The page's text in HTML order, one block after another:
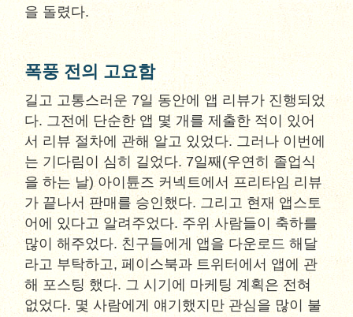
을 돌렸다.
폭풍 전의 고요함
길고 고통스러운 7일 동안에 앱 리뷰가 진행되었
다. 그전에 단순한 앱 몇 개를 제출한 적이 있어
서 리뷰 절차에 관해 알고 있었다. 그러나 이번에
는 기다림이 심히 길었다. 7일째(우연히 졸업식
을 하는 날) 아이튠즈 커넥트에서 프리타임 리뷰
가 끝나서 판매를 승인했다. 그리고 현재 앱스토
어에 있다고 알려주었다. 주위 사람들이 축하를
많이 해주었다. 친구들에게 앱을 다운로드 해달
라고 부탁하고, 페이스북과 트위터에서 앱에 관
해 포스팅 했다. 그 시기에 마케팅 계획은 전혀
없었다. 몇 사람에게 얘기했지만 관심을 많이 불